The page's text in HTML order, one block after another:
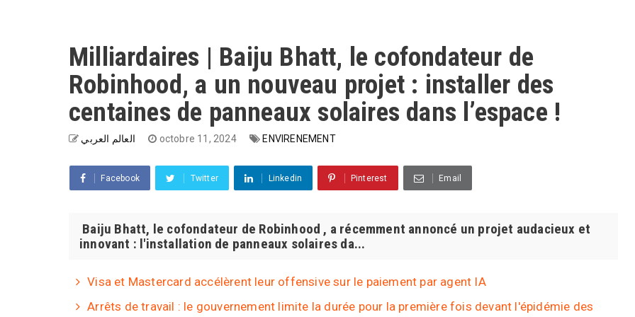
Milliardaires | Baiju Bhatt, le cofondateur de
Robinhood, a un nouveau projet : installer des
centaines de panneaux solaires dans l’espace !
العالم العربي octobre 11, 2024 ENVIRENEMENT
Facebook Twitter Linkedin Pinterest Email
Baiju Bhatt, le cofondateur de Robinhood , a récemment annoncé un projet audacieux et
innovant : l'installation de panneaux solaires da...
Visa et Mastercard accélèrent leur offensive sur le paiement par agent IA
Arrêts de travail : le gouvernement limite la durée pour la première fois devant l'épidémie des